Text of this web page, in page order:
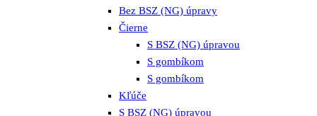
Bez BSZ (NG) úpravy
Čierne
S BSZ (NG) úpravou
S gombíkom
S gombíkom
Kľúče
S BSZ (NG) úpravou